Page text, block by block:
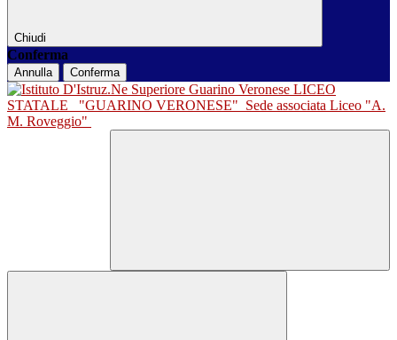
Chiudi
Conferma
Annulla Conferma
LICEO
STATALE
"GUARINO VERONESE" Sede associata Liceo "A.
M. Roveggio"